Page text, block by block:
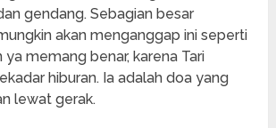
gendang. Sebagian besar
akan menganggap ini seperti
ya memang benar, karena Tari
hiburan. Ia adalah doa yang
lewat gerak.